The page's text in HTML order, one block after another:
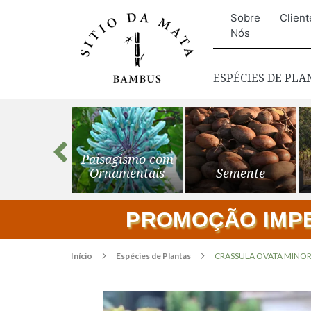
Sobre
Nós
ESPÉCIES DE
Paisagismo com
Ornamentais
Semente
PROMOÇÃO
Início Espécies de Plantas CRASSULA OVATA